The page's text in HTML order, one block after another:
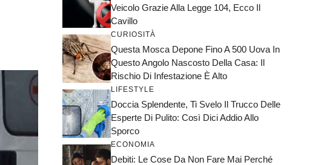
Veicolo Grazie Alla Legge 104, Ecco Il
Cavillo
CURIOSITÀ
Questa Mosca Depone Fino A 500 Uova In
Questo Angolo Nascosto Della Casa: Il
Rischio Di Infestazione È Alto
LIFESTYLE
Doccia Splendente, Ti Svelo Il Trucco Delle
Esperte Di Pulito: Così Dici Addio Allo
Sporco
ECONOMIA
Debiti: Le Cose Da Non Fare Mai Perché